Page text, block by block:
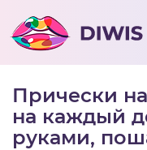
Прически
на каждый
руками,